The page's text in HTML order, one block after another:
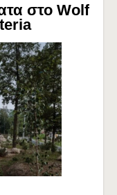
στο Wolf